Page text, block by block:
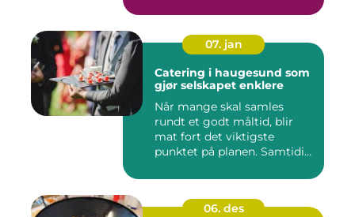
07. jan
Catering i haugesund som
gjør selskapet enklere
Når mange skal samles
rundt et godt måltid, blir
mat fort det viktigste
punktet på planen. Samtidig
06. des